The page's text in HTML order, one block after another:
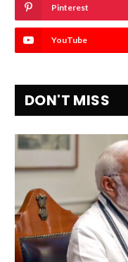
Pinterest
YouTube
DON'T MISS